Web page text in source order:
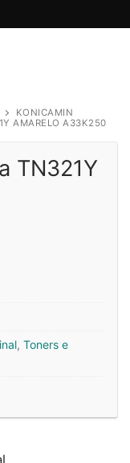
KONICAMIN
AMARELO A33K250
TN321Y
, Toners e